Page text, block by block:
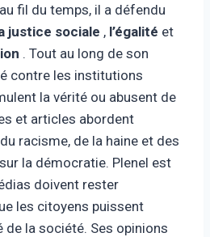
fil du temps, il a défendu
justice sociale , l’égalité et
. Tout au long de son
contre les institutions
la vérité ou abusent de
et articles abordent
racisme, de la haine et des
la démocratie. Plenel est
doivent rester
les citoyens puissent
de la société. Ses opinions